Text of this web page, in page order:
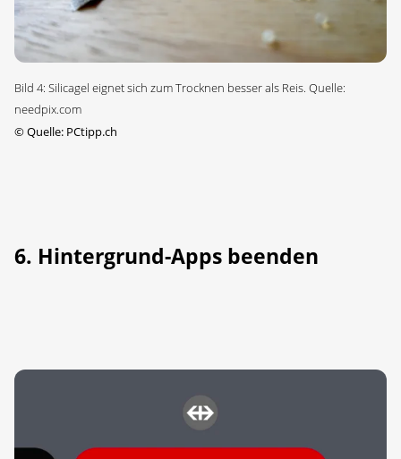
Bild 4: Silicagel eignet sich zum Trocknen besser als Reis. Quelle:
needpix.com
©Quelle: PCtipp.ch
6. Hintergrund-Apps beenden